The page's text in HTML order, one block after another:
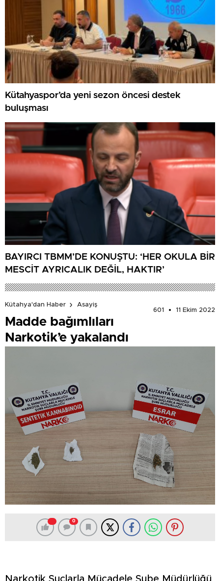
Kütahyaspor’da yeni sezon öncesi destek
buluşması
BAYIRCI TBMM’DE KONUŞTU: ‘HER OKULA BİR
MESCİT AYRICALIK DEĞİL, HAKTIR’
Kütahya'dan Haber
Asayiş
601
11 Ekim 2022
Madde bağımlıları
Narkotik’e yakalandı
0
Narkotik Suçlarla Mücadele Şube Müdürlüğü